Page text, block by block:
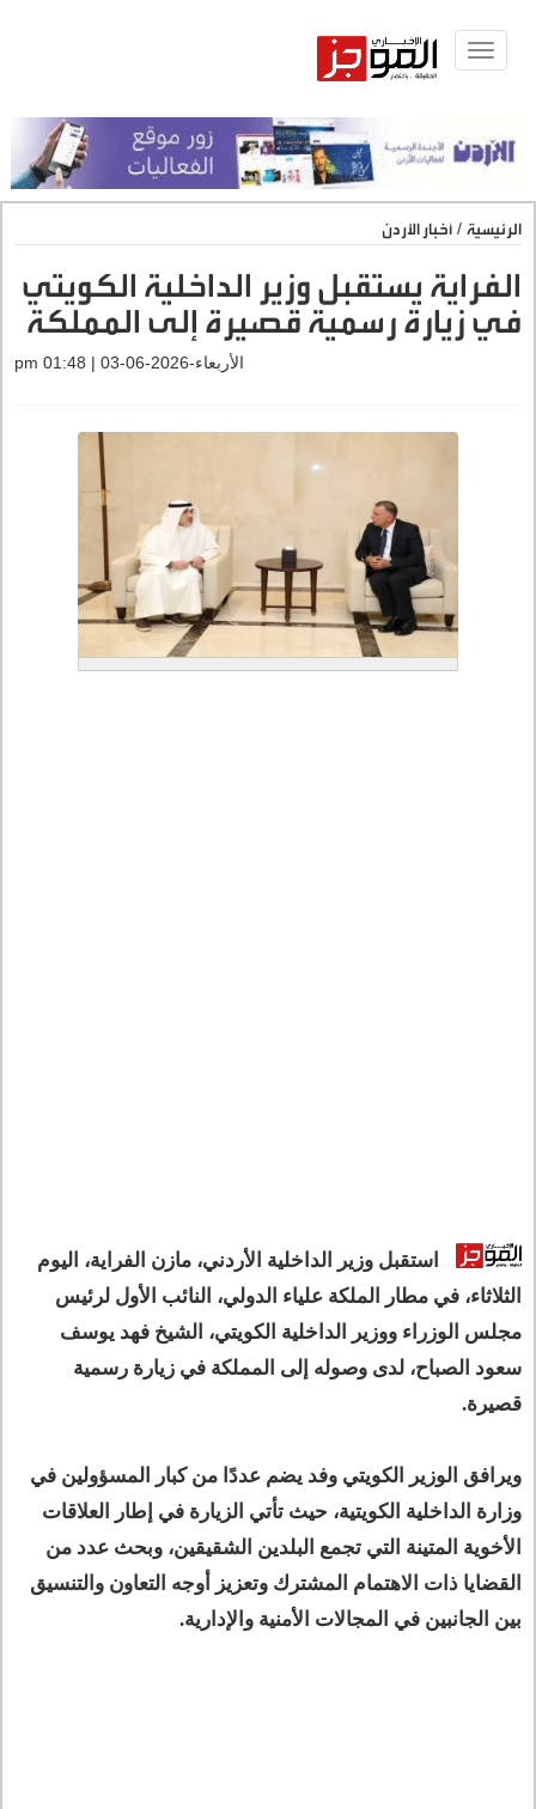
Toggle
الرئيسية / أخبار الأردن
الفراية يستقبل وزير الداخلية الكويتي
في زيارة رسمية قصيرة إلى المملكة
الأربعاء-2026-06-03 | 01:48 pm
استقبل وزير الداخلية الأردني، مازن الفراية، اليوم
الثلاثاء، في مطار الملكة علياء الدولي، النائب الأول لرئيس
مجلس الوزراء ووزير الداخلية الكويتي، الشيخ فهد يوسف
سعود الصباح، لدى وصوله إلى المملكة في زيارة رسمية
قصيرة.
ويرافق الوزير الكويتي وفد يضم عددًا من كبار المسؤولين في
وزارة الداخلية الكويتية، حيث تأتي الزيارة في إطار العلاقات
الأخوية المتينة التي تجمع البلدين الشقيقين، وبحث عدد من
القضايا ذات الاهتمام المشترك وتعزيز أوجه التعاون والتنسيق
بين الجانبين في المجالات الأمنية والإدارية.